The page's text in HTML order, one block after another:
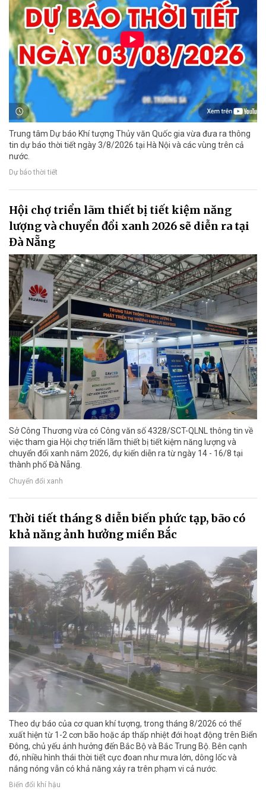
Trung tâm Dự báo Khí tượng Thủy văn Quốc gia vừa đưa ra thông
tin dự báo thời tiết ngày 3/8/2026 tại Hà Nội và các vùng trên cả
nước.
Dự báo thời tiết
Hội chợ triển lãm thiết bị tiết kiệm năng
lượng và chuyển đổi xanh 2026 sẽ diễn ra tại
Đà Nẵng
Sở Công Thương vừa có Công văn số 4328/SCT-QLNL thông tin về
việc tham gia Hội chợ triển lãm thiết bị tiết kiệm năng lượng và
chuyển đổi xanh năm 2026, dự kiến diễn ra từ ngày 14 - 16/8 tại
thành phố Đà Nẵng.
Chuyển đổi xanh
Thời tiết tháng 8 diễn biến phức tạp, bão có
khả năng ảnh hưởng miền Bắc
Theo dự báo của cơ quan khí tượng, trong tháng 8/2026 có thể
xuất hiện từ 1-2 cơn bão hoặc áp thấp nhiệt đới hoạt động trên Biển
Đông, chủ yếu ảnh hưởng đến Bắc Bộ và Bắc Trung Bộ. Bên cạnh
đó, nhiều hình thái thời tiết cực đoan như mưa lớn, dông lốc và
nắng nóng vẫn có khả năng xảy ra trên phạm vi cả nước.
Biến đổi khí hậu